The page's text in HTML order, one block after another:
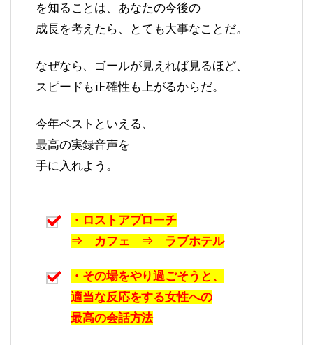
を知ることは、あなたの今後の
成長を考えたら、とても大事なことだ。
なぜなら、ゴールが見えれば見るほど、
スピードも正確性も上がるからだ。
今年ベストといえる、
最高の実録音声を
手に入れよう。
・ロストアプローチ
⇒ カフェ ⇒ ラブホテル
・その場をやり過ごそうと、
適当な反応をする女性への
最高の会話方法